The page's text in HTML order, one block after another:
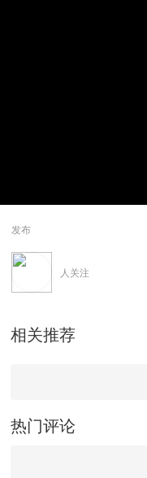
发布
人关注
相关推荐
热门评论